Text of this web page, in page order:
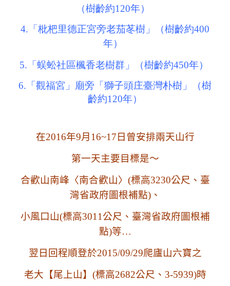
（樹齡約120年）
4.「枇杷里德正宮旁老茄苳樹」（樹齡約400
年）
5.「蜈蚣社區楓香老樹群」（樹齡約450年）
6.「觀福宮」廟旁「獅子頭庄臺灣朴樹」（樹
齡約120年）
在2016年9月16~17日曾安排兩天山行
第一天主要目標是～
合歡山南峰〈南合歡山〉(標高3230公尺、臺
灣省政府圖根補點)、
小風口山(標高3011公尺、 臺灣省政府圖根補
點)等…
翌日回程順登於2015/09/29爬廬山六寶之
老大【尾上山】 (標高2682公尺 、 3-5939)時